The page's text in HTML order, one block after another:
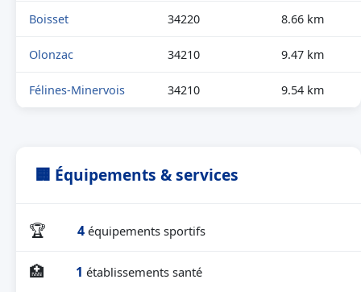
Boisset 34220 8.66 km
Olonzac 34210 9.47 km
Félines-Minervois 34210 9.54 km
🏢 Équipements & services
🏆 4 équipements sportifs
🏥 1 établissements santé